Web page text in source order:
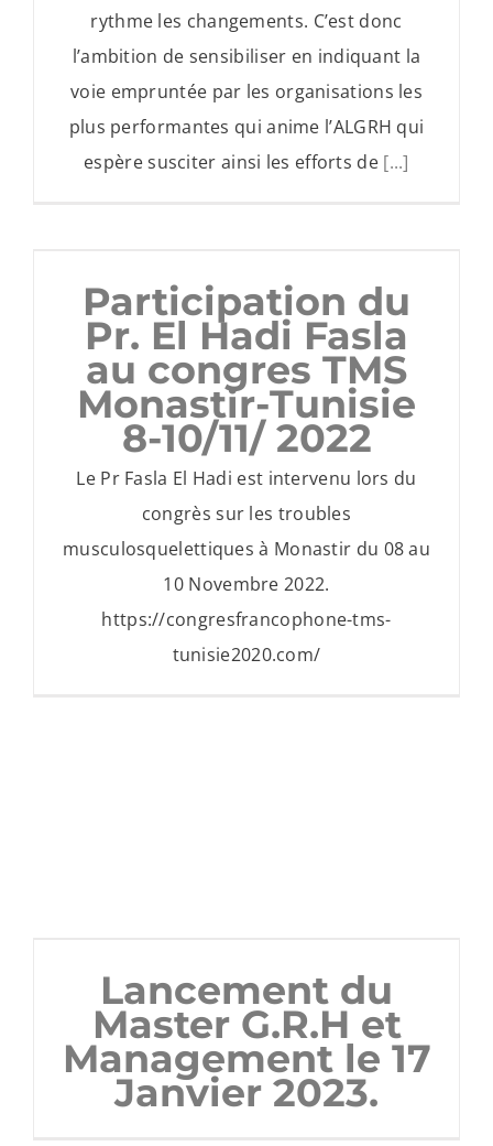
rythme les changements. C’est donc
l’ambition de sensibiliser en indiquant la
voie empruntée par les organisations les
plus performantes qui anime l’ALGRH qui
espère susciter ainsi les efforts de [...]
Participation du
Pr. El Hadi Fasla
au congres TMS
Monastir-Tunisie
8-10/11/ 2022
Le Pr Fasla El Hadi est intervenu lors du
congrès sur les troubles
musculosquelettiques à Monastir du 08 au
10 Novembre 2022.
https://congresfrancophone-tms-
tunisie2020.com/
Lancement du
Master G.R.H et
Management le 17
Janvier 2023.